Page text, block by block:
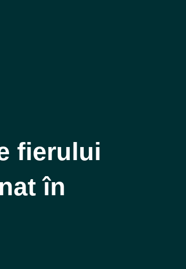
fierului
în